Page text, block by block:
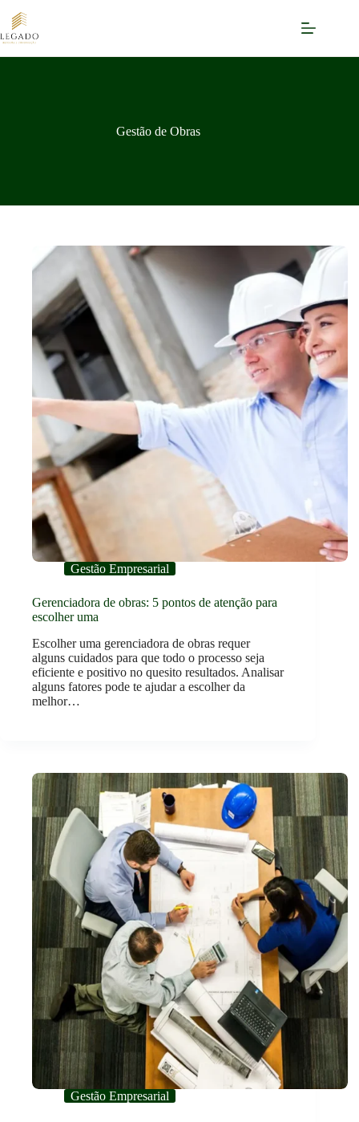
para
o
Gestão de Obras
Gestão Empresarial
Gerenciadora de obras: 5 pontos de atenção para
escolher uma
Escolher uma gerenciadora de obras requer
alguns cuidados para que todo o processo seja
eficiente e positivo no quesito resultados. Analisar
alguns fatores pode te ajudar a escolher da
melhor…
Gestão Empresarial